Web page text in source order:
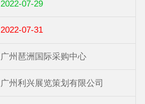
2022-07-29
2022-07-31
广州琶洲国际采购中心
广州利兴展览策划有限公司